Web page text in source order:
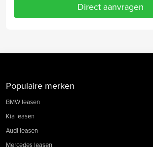
Direct aanvragen
Populaire merken
BMW leasen
Kia leasen
Audi leasen
Mercedes leasen